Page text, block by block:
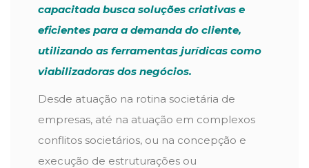
capacitada busca soluções criativas e
eficientes para a demanda do cliente,
utilizando as ferramentas jurídicas como
viabilizadoras dos negócios.
Desde atuação na rotina societária de
empresas, até na atuação em complexos
conflitos societários, ou na concepção e
execução de estruturações ou